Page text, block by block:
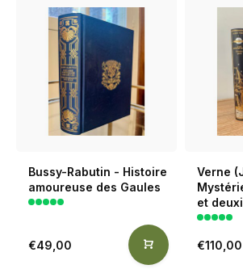
Bussy-Rabutin - Histoire
amoureuse des Gaules
€49,00
Verne
et
€110,00